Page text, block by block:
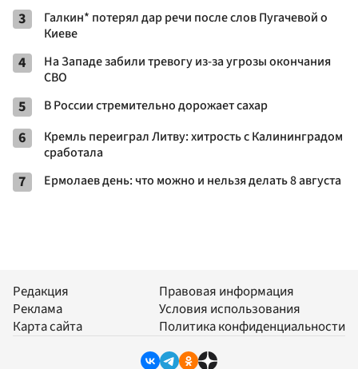
3
Галкин* потерял дар речи после слов Пугачевой о
Киеве
4
На Западе забили тревогу из-за угрозы окончания
СВО
5 В России стремительно дорожает сахар
6
Кремль переиграл Литву: хитрость с Калининградом
сработала
7 Ермолаев день: что можно и нельзя делать 8 августа
Редакция
Реклама
Карта сайта
Правовая информация
Условия использования
Политика конфиденциальности